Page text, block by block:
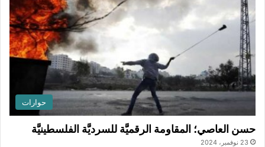
حوارات
حسن العاصي؛ المقاومة الرقميَّة للسرديَّة الفلسطينيَّة
23 نوفمبر، 2024